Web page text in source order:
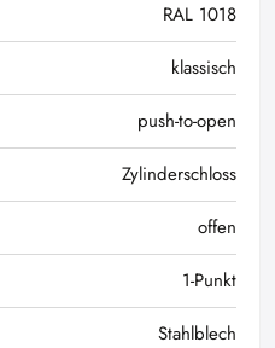
RAL 1018
klassisch
push-to-open
Zylinderschloss
offen
1-Punkt
Stahlblech